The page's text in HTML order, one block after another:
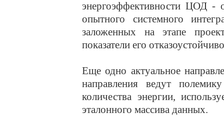
энергоэффективности ЦОД -
опытного системного
заложенных на этапе
показатели его
Еще одно актуальное
направления ведут
количества энергии,
эталонного массива данных.